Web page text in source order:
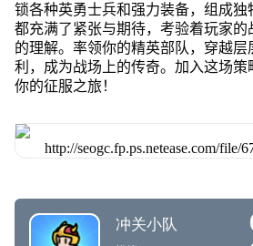
锁各种英勇士兵和强力装备，组成
都充满了紧张与期待，考验着玩家的
的理解。率领你的精英部队，穿越
利，成为战场上的传奇。加入这场策
你的征服之旅！